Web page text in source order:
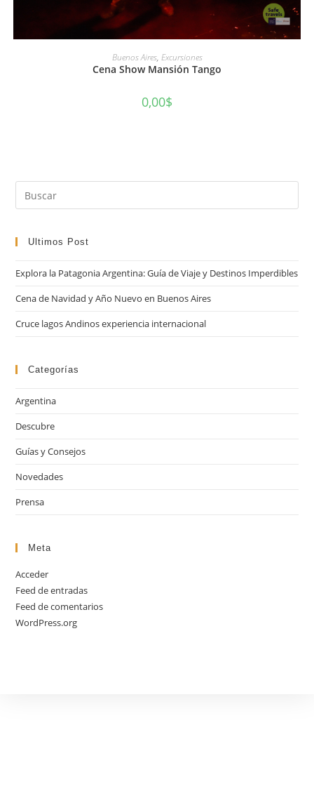
AÑADIR AL CARRITO
Buenos Aires, Excursiones
Cena Show Mansión Tango
0,00$
Ultimos Post
Explora la Patagonia Argentina: Guía de Viaje y Destinos Imperdibles
Cena de Navidad y Año Nuevo en Buenos Aires
Cruce lagos Andinos experiencia internacional
Categorías
Argentina
Descubre
Guías y Consejos
Novedades
Prensa
Meta
Acceder
Feed de entradas
Feed de comentarios
WordPress.org